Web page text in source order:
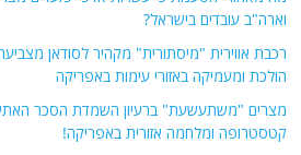
וארה"ב עובדים בישראל?
רכבת אווירית "מיסתורית" מקהיר לסודאן
הולכת ומעמיקה באזורי עימות באפריקה
מצרים "משתעשעת" ברעיון השמדת הסכר
קטסטרופה ומלחמה אזורית באפריקה!